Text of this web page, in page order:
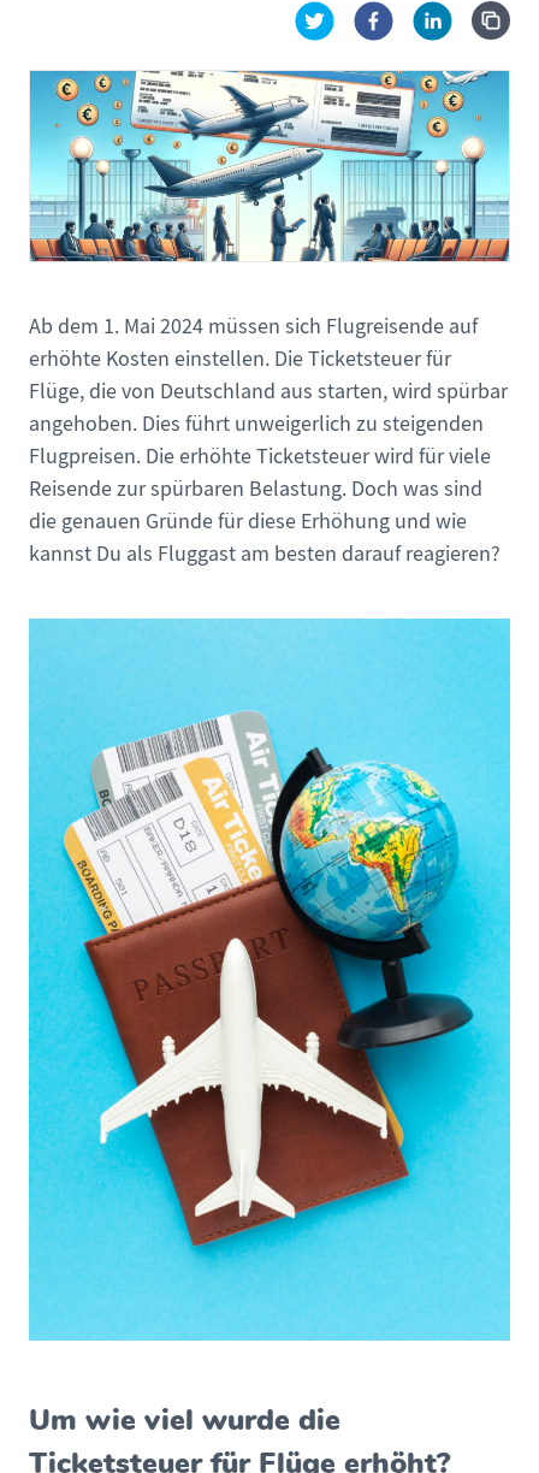
Ab dem 1. Mai 2024 müssen sich Flugreisende auf
erhöhte Kosten einstellen. Die Ticketsteuer für
Flüge, die von Deutschland aus starten, wird spürbar
angehoben. Dies führt unweigerlich zu steigenden
Flugpreisen. Die erhöhte Ticketsteuer wird für viele
Reisende zur spürbaren Belastung. Doch was sind
die genauen Gründe für diese Erhöhung und wie
kannst Du als Fluggast am besten darauf reagieren?
Um wie viel wurde die
Ticketsteuer für Flüge erhöht?